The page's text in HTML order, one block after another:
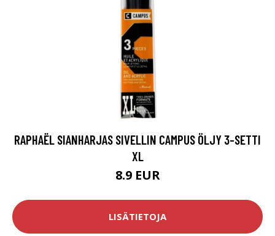
RAPHAËL SIANHARJAS SIVELLIN CAMPUS ÖLJY 3-SETTI
XL
8.9 EUR
LISÄTIETOJA